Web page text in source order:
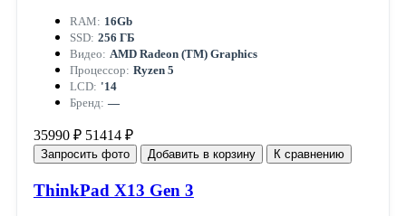
RAM: 16Gb
SSD: 256 ГБ
Видео: AMD Radeon (TM) Graphics
Процессор: Ryzen 5
LCD: '14
Бренд: —
35990 ₽ 51414 ₽
Запросить фото Добавить в корзину К сравнению
ThinkPad X13 Gen 3